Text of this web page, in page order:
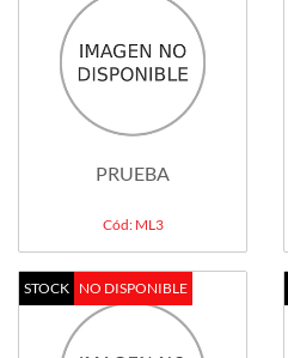
PRUEBA
Cód: ML3
STOCK NO DISPONIBLE